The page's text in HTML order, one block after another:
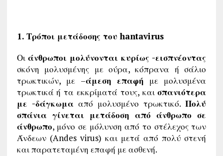
1. Τρόποι μετάδοσης του hantavirus
Οι άνθρωποι μολύνονται κυρίως -εισπνέοντας
σκόνη μολυσμένης με ούρα, κόπρανα ή σάλιο
τρωκτικών, με –άμεση επαφή με μολυσμένα
τρωκτικά ή τα εκκρίματά τους, καισπανιότερα
με -δάγκωμααπό μολυσμένο τρωκτικό.Πολύ
σπάνια γίνεται μετάδοση από άνθρωπο σε
άνθρωπο, μόνο σε μόλυνση από το στέλεχος των
Άνδεων (Andes virus) και μετά από πολύ στενή
και παρατεταμένη επαφή με ασθενή.